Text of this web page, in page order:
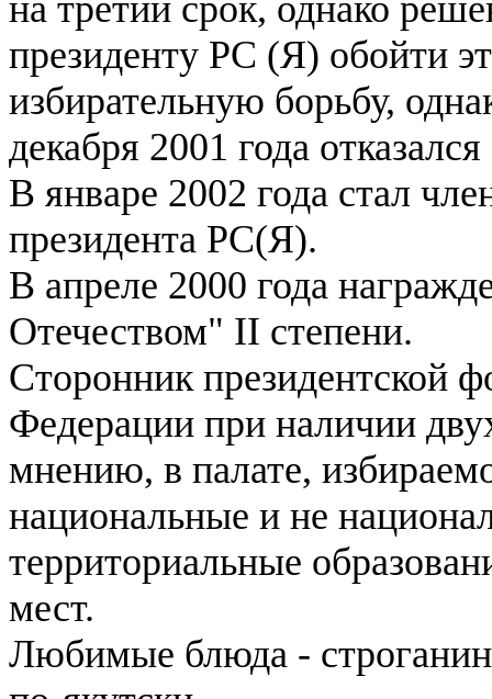
на третий срок, однако
президенту РС (Я) обойти
избирательную борьбу,
декабря 2001 года
В январе 2002 года стал
президента РС(Я).
В апреле 2000 года
Отечеством" II степени.
Сторонник президентской
Федерации при наличии
мнению, в палате,
национальные и не
территориальные
мест.
Любимые блюда -